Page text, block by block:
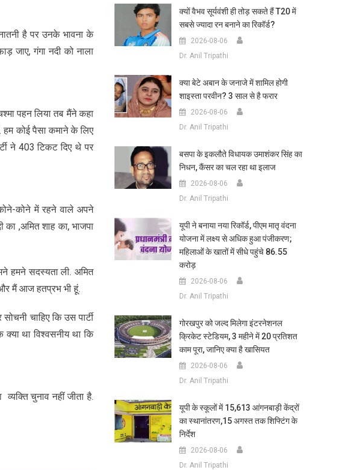
है पर उनके भावना के
जाए, गंगा नदी को नाला
पहन लिया तब मैंने कहा
हम कोई पैसा कमाने के लिए
ने 403 टिकट दिए थे पर
कोने में रहने वाले अपने
का ,अमित शाह का, भाजपा
हमने सदस्यता ली. अमित
मैं आज हतप्रभ भी हूं.
चाहिए कि उस पार्टी
था विश्वसनीय था कि
चुनाव नहीं जीता है.
क्यों वैभव सूर्यवंशी ही तोड़ सकते हैं T20 में
सबसे ज्यादा रन बनाने का रिकॉर्ड?
2026-08-06
Dr. Anil Tripathi
क्या बेटे अबान के जनाजे में शामिल होगी
शाइस्ता परवीन? 3 साल से है फरार
2026-08-06
Dr. Anil Tripathi
बसपा के इकलौते विधायक उमाशंकर सिंह का
निधन, कैंसर का चल रहा था इलाज
2026-08-06
Dr. Anil Tripathi
यूपी ने बनाया नया रिकॉर्ड, पीएम मातृ वंदना
योजना में लक्ष्य से अधिक हुआ पंजीकरण;
महिलाओं के खातों में सीधे पहुंचे 86.55
करोड़
2026-08-06
Dr. Anil Tripathi
गोरखपुर को जल्द मिलेगा इंटरनेशनल
क्रिकेट स्टेडियम, 3 महीने में 20 प्रतिशत
काम पूरा, जानिए क्या है खासियत
2026-08-06
Dr. Anil Tripathi
यूपी के स्कूलों में 15,613 आंगनबाड़ी केंद्रों
का स्थानांतरण,15 अगस्त तक शिफ्टिंग के
निर्देश
2026-08-06
Dr. Anil Tripathi